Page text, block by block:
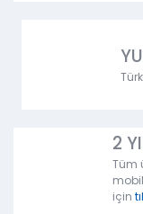
2
Tüm
için